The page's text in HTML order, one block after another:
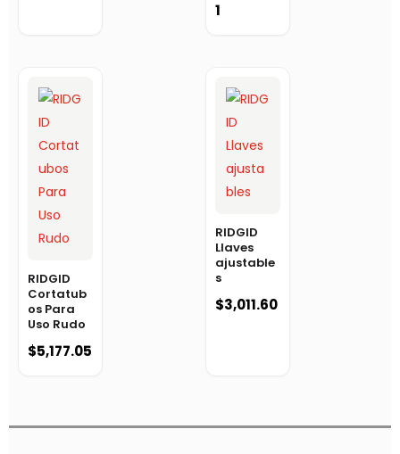
1
RIDGID
Cortatub
os Para
Uso Rudo
$5,177.05
RIDGID
Llaves
ajustable
s
$3,011.60